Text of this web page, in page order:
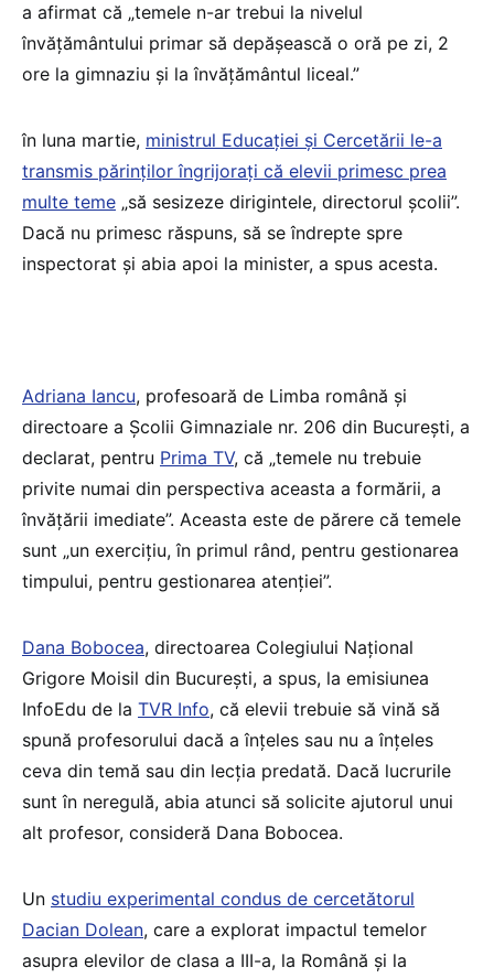
a afirmat că „temele n-ar trebui la nivelul
învățământului primar să depășească o oră pe zi, 2
ore la gimnaziu și la învățământul liceal.”
în luna martie, ministrul Educației și Cercetării le-a
transmis părinților îngrijorați că elevii primesc prea
multe teme „să sesizeze dirigintele, directorul școlii”.
Dacă nu primesc răspuns, să se îndrepte spre
inspectorat și abia apoi la minister, a spus acesta.
Adriana Iancu, profesoară de Limba română și
directoare a Școlii Gimnaziale nr. 206 din București, a
declarat, pentru Prima TV, că „temele nu trebuie
privite numai din perspectiva aceasta a formării, a
învățării imediate”. Aceasta este de părere că temele
sunt „un exercițiu, în primul rând, pentru gestionarea
timpului, pentru gestionarea atenției”.
Dana Bobocea, directoarea Colegiului Național
Grigore Moisil din București, a spus, la emisiunea
InfoEdu de la TVR Info, că elevii trebuie să vină să
spună profesorului dacă a înțeles sau nu a înțeles
ceva din temă sau din lecția predată. Dacă lucrurile
sunt în neregulă, abia atunci să solicite ajutorul unui
alt profesor, consideră Dana Bobocea.
Un studiu experimental condus de cercetătorul
Dacian Dolean, care a explorat impactul temelor
asupra elevilor de clasa a III-a, la Română și la